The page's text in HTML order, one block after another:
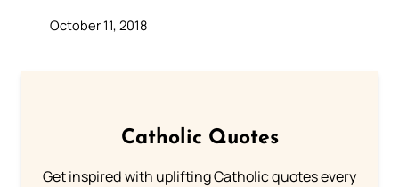
October 11, 2018
Catholic Quotes
Get inspired with uplifting Catholic quotes every